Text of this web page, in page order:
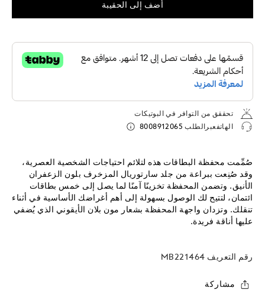
أضف إلى الحقيبة
تحققق من التوافر في البوتيكات
الهاتفعبرالطلب 8008912065
صُمِّمت محفظة البطاقات هذه لتلائم احتياجات الشخصية العصرية،
وقد صُنِعت ببراعة من جلد سارتوريال المزخرف بلون الزعفران
الأنيق. وتضمن المحفظة تخزينًا آمنًا لما يصل إلى خمس بطاقات
ائتمان، لتتيح لك الوصول بسهولة إلى أهم أغراضك الأساسية في أثناء
تنقلك. وتزدان واجهة المحفظة بشعار مون بلان الأيقوني الذي يُضفي
عليها أناقة فريدة.
رقم التعريف MB221464
مشاركة